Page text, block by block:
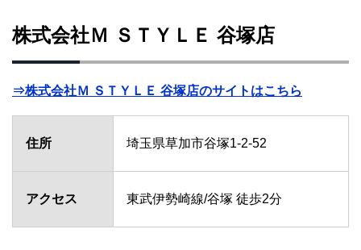
株式会社Ｍ ＳＴＹＬＥ 谷塚店
⇒株式会社Ｍ ＳＴＹＬＥ 谷塚店のサイトはこちら
住所 埼玉県草加市谷塚1-2-52
アクセス 東武伊勢崎線/谷塚 徒歩2分